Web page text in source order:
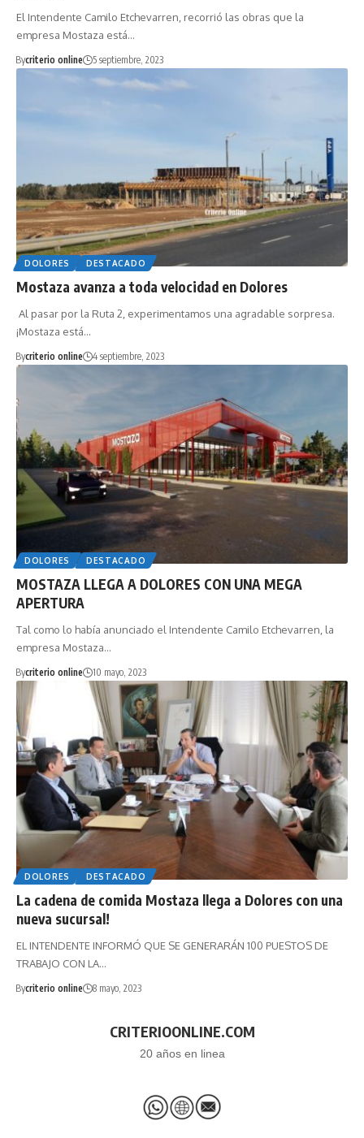
El Intendente Camilo Etchevarren, recorrió las obras que la
empresa Mostaza está…
Bycriterio online 5 septiembre, 2023
DOLORES DESTACADO
Mostaza avanza a toda velocidad en Dolores
Al pasar por la Ruta 2, experimentamos una agradable sorpresa.
¡Mostaza está…
Bycriterio online 4 septiembre, 2023
DOLORES DESTACADO
MOSTAZA LLEGA A DOLORES CON UNA MEGA
APERTURA
Tal como lo había anunciado el Intendente Camilo Etchevarren, la
empresa Mostaza…
Bycriterio online 10 mayo, 2023
DOLORES DESTACADO
La cadena de comida Mostaza llega a Dolores con una
nueva sucursal!
EL INTENDENTE INFORMÓ QUE SE GENERARÁN 100 PUESTOS DE
TRABAJO CON LA…
Bycriterio online 8 mayo, 2023
CRITERIOONLINE.COM
20 años en linea